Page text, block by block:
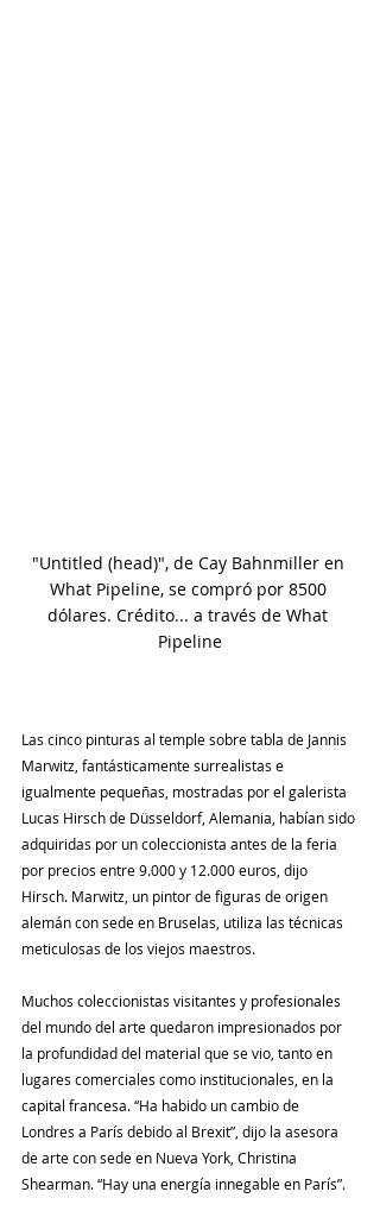
"Untitled (head)", de Cay Bahnmiller en
What Pipeline, se compró por 8500
dólares. Crédito... a través de What
Pipeline
Las cinco pinturas al temple sobre tabla de Jannis
Marwitz, fantásticamente surrealistas e
igualmente pequeñas, mostradas por el galerista
Lucas Hirsch de Düsseldorf, Alemania, habían sido
adquiridas por un coleccionista antes de la feria
por precios entre 9.000 y 12.000 euros, dijo
Hirsch. Marwitz, un pintor de figuras de origen
alemán con sede en Bruselas, utiliza las técnicas
meticulosas de los viejos maestros.
Muchos coleccionistas visitantes y profesionales
del mundo del arte quedaron impresionados por
la profundidad del material que se vio, tanto en
lugares comerciales como institucionales, en la
capital francesa. “Ha habido un cambio de
Londres a París debido al Brexit”, dijo la asesora
de arte con sede en Nueva York, Christina
Shearman. “Hay una energía innegable en París”.